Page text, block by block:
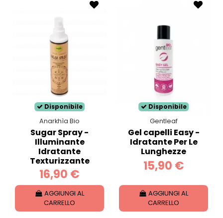
Disponibile
Anarkhìa Bio
Sugar Spray -
Illuminante
Idratante
Texturizzante
16,90 €
AGGIUNGI AL
CARRELLO
Disponibile
Gentleaf
Gel capelli Easy -
Idratante Per Le
Lunghezze
15,90 €
AGGIUNGI AL
CARRELLO